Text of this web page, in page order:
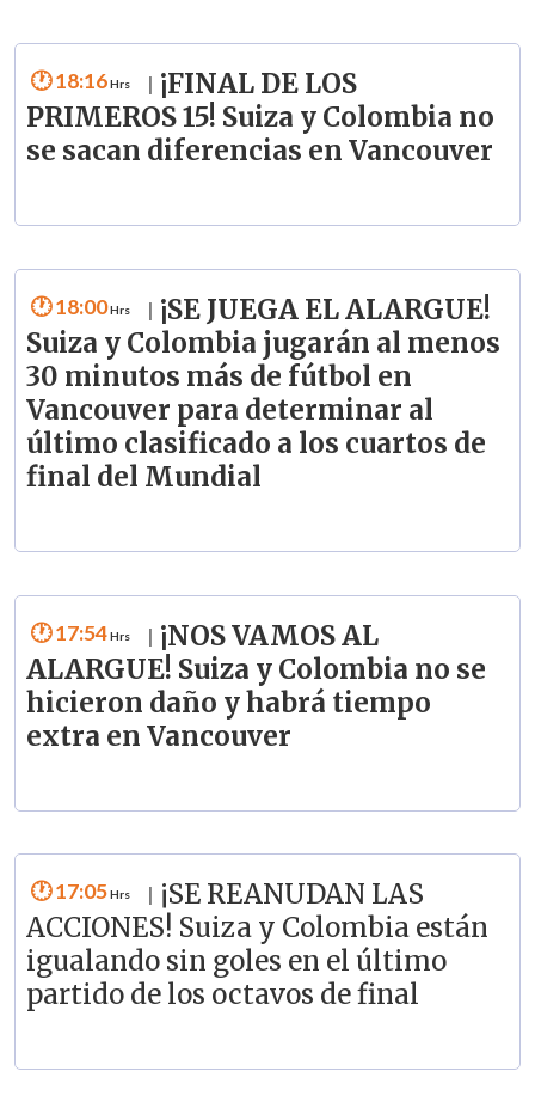
18:16
¡FINAL DE LOS
PRIMEROS 15! Suiza y Colombia no
se sacan diferencias en Vancouver
18:00
¡SE JUEGA EL ALARGUE!
Suiza y Colombia jugarán al menos
30 minutos más de fútbol en
Vancouver para determinar al
último clasificado a los cuartos de
final del Mundial
17:54
¡NOS VAMOS AL
ALARGUE! Suiza y Colombia no se
hicieron daño y habrá tiempo
extra en Vancouver
17:05
¡SE REANUDAN LAS
ACCIONES! Suiza y Colombia están
igualando sin goles en el último
partido de los octavos de final